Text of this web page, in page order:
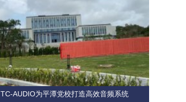
TC-AUDIO为平潭党校打造高效音频系统